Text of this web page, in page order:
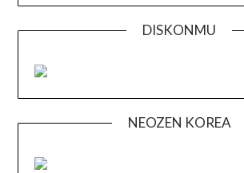
DISKONMU
NEOZEN KOREA